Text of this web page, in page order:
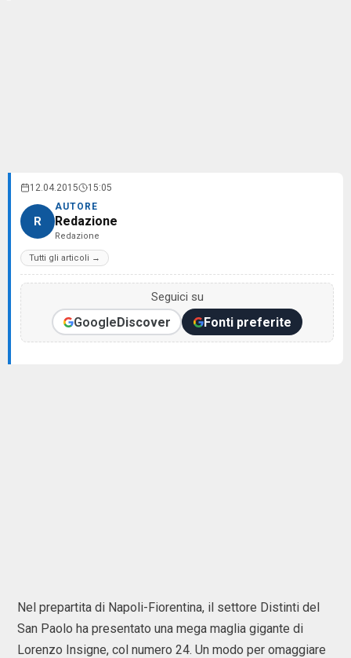
12.04.2015 15:05
R
AUTORE
Redazione
Redazione
Tutti gli articoli →
Seguici su
GoogleDiscover Fonti preferite
Nel prepartita di Napoli-Fiorentina, il settore Distinti del
San Paolo ha presentato una mega maglia gigante di
Lorenzo Insigne, col numero 24. Un modo per omaggiare